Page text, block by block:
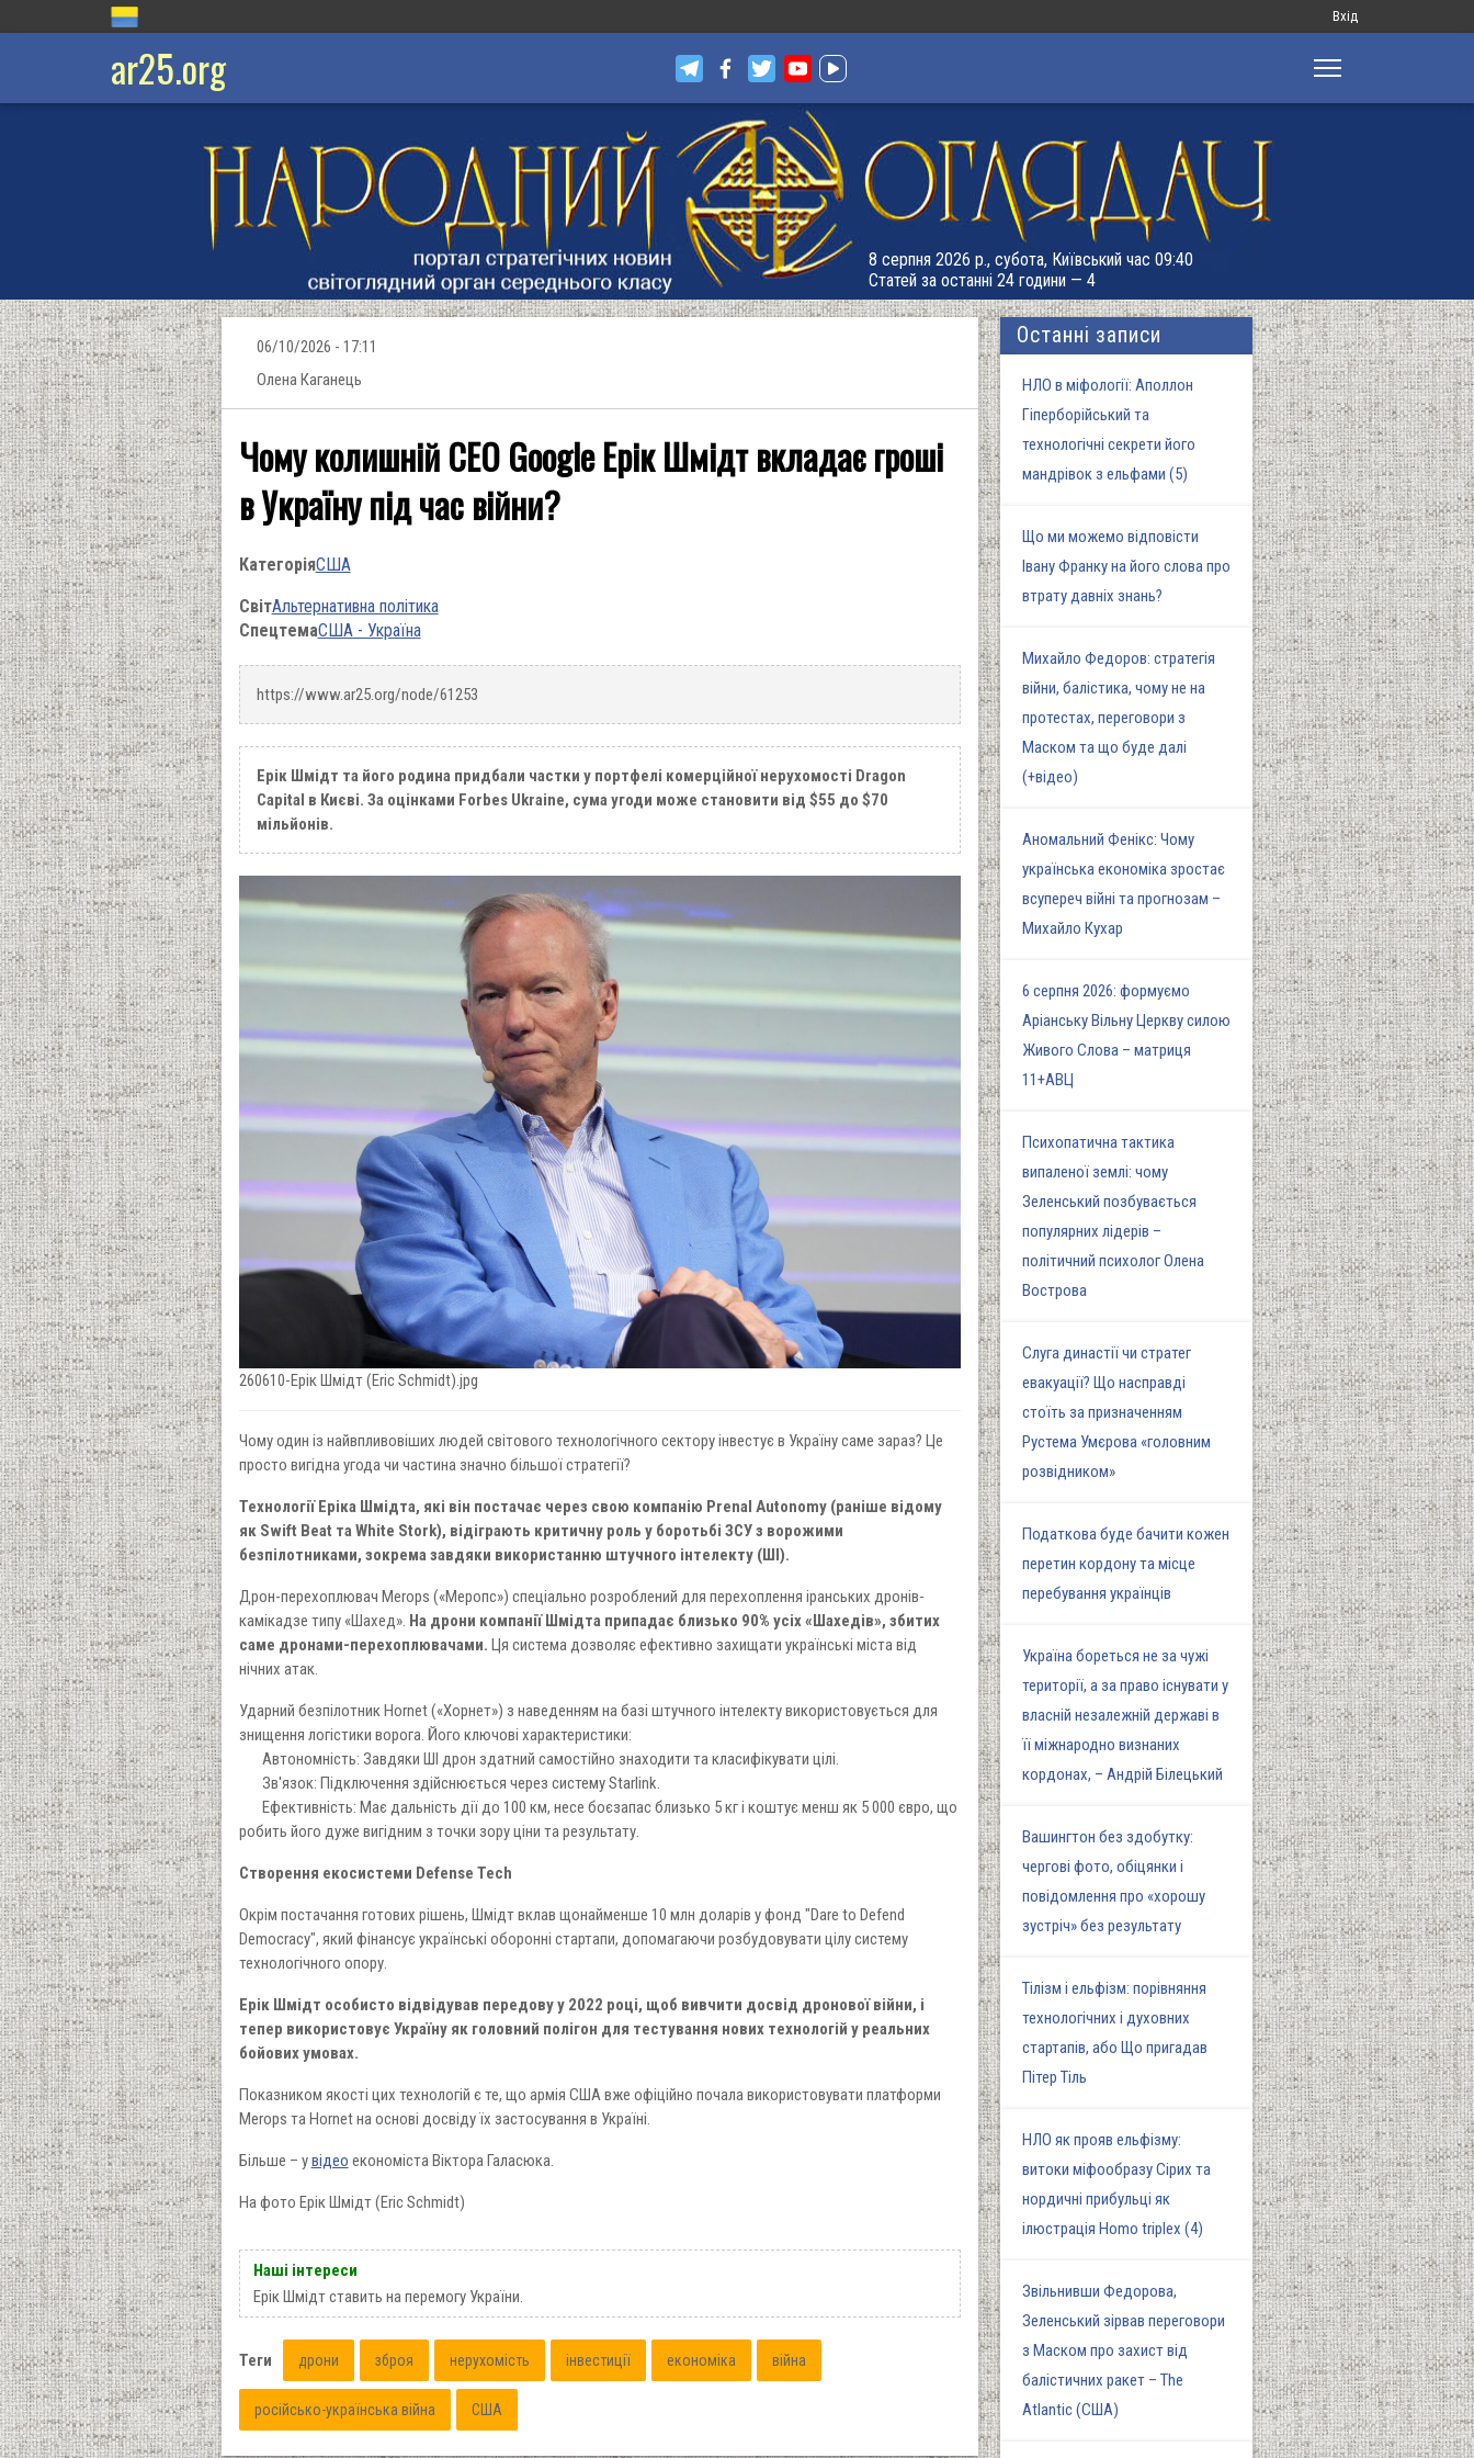
Меню
запису
Вхід
ar25.org
8 серпня 2026 р., субота, Київський час 09:40
Статей за останні 24 години — 4
06/10/2026 - 17:11
Олена Каганець
Чому колишній CEO Google Ерік Шмідт вкладає гроші
в Україну під час війни?
КатегоріяСША
СвітАльтернативна політика
СпецтемаСША - Україна
https://www.ar25.org/node/61253
Ерік Шмідт та його родина придбали частки у портфелі комерційної нерухомості Dragon
Capital в Києві. За оцінками Forbes Ukraine, сума угоди може становити від $55 до $70
мільйонів.
260610-Ерік Шмідт (Eric Schmidt).jpg
Чому один із найвпливовіших людей світового технологічного сектору інвестує в Україну саме зараз? Це
просто вигідна угода чи частина значно більшої стратегії?
Технології Еріка Шмідта, які він постачає через свою компанію Prenal Autonomy (раніше відому
як Swift Beat та White Stork), відіграють критичну роль у боротьбі ЗСУ з ворожими
безпілотниками, зокрема завдяки використанню штучного інтелекту (ШІ).
Дрон-перехоплювач Merops («Меропс») спеціально розроблений для перехоплення іранських дронів-
камікадзе типу «Шахед». На дрони компанії Шмідта припадає близько 90% усіх «Шахедів», збитих
саме дронами-перехоплювачами. Ця система дозволяє ефективно захищати українські міста від
нічних атак.
Ударний безпілотник Hornet («Хорнет») з наведенням на базі штучного інтелекту використовується для
знищення логістики ворога. Його ключові характеристики:
Автономність: Завдяки ШІ дрон здатний самостійно знаходити та класифікувати цілі.
Зв'язок: Підключення здійснюється через систему Starlink.
Ефективність: Має дальність дії до 100 км, несе боєзапас близько 5 кг і коштує менш як 5 000 євро, що
робить його дуже вигідним з точки зору ціни та результату.
Створення екосистеми Defense Tech
Окрім постачання готових рішень, Шмідт вклав щонайменше 10 млн доларів у фонд "Dare to Defend
Democracy", який фінансує українські оборонні стартапи, допомагаючи розбудовувати цілу систему
технологічного опору.
Ерік Шмідт особисто відвідував передову у 2022 році, щоб вивчити досвід дронової війни, і
тепер використовує Україну як головний полігон для тестування нових технологій у реальних
бойових умовах.
Показником якості цих технологій є те, що армія США вже офіційно почала використовувати платформи
Merops та Hornet на основі досвіду їх застосування в Україні.
Більше – увідео економіста Віктора Галасюка.
На фото Ерік Шмідт (Eric Schmidt)
Наші інтереси
Ерік Шмідт ставить на перемогу України.
Теги дрони зброя нерухомість інвестиції економіка війна
російсько-українська війна США
Останні записи
НЛО в міфології: Аполлон
Гіперборійський та
технологічні секрети його
мандрівок з ельфами (5)
Що ми можемо відповісти
Івану Франку на його слова про
втрату давніх знань?
Михайло Федоров: стратегія
війни, балістика, чому не на
протестах, переговори з
Маском та що буде далі
(+відео)
Аномальний Фенікс: Чому
українська економіка зростає
всупереч війні та прогнозам –
Михайло Кухар
6 серпня 2026: формуємо
Аріанську Вільну Церкву силою
Живого Слова – матриця
11+АВЦ
Психопатична тактика
випаленої землі: чому
Зеленський позбувається
популярних лідерів –
політичний психолог Олена
Вострова
Слуга династії чи стратег
евакуації? Що насправді
стоїть за призначенням
Рустема Умєрова «головним
розвідником»
Податкова буде бачити кожен
перетин кордону та місце
перебування українців
Україна бореться не за чужі
території, а за право існувати у
власній незалежній державі в
її міжнародно визнаних
кордонах, – Андрій Білецький
Вашингтон без здобутку:
чергові фото, обіцянки і
повідомлення про «хорошу
зустріч» без результату
Тілізм і ельфізм: порівняння
технологічних і духовних
стартапів, або Що пригадав
Пітер Тіль
НЛО як прояв ельфізму:
витоки міфообразу Сірих та
нордичні прибульці як
ілюстрація Homo triplex (4)
Звільнивши Федорова,
Зеленський зірвав переговори
з Маском про захист від
балістичних ракет – The
Atlantic (США)